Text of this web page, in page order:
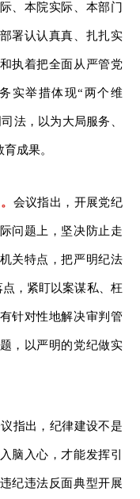
、本院实际、本部门
署认认真真、扎扎实
执着把全面从严管党
实举措体现“两个维
法，以为大局服务、
成果。
会议指出，开展党纪
问题上，坚决防止走
关特点，把严明纪法
点，紧盯以案谋私、枉
针对性地解决审判管
，以严明的党纪做实
指出，纪律建设不是
脑入心，才能发挥引
纪违法反面典型开展